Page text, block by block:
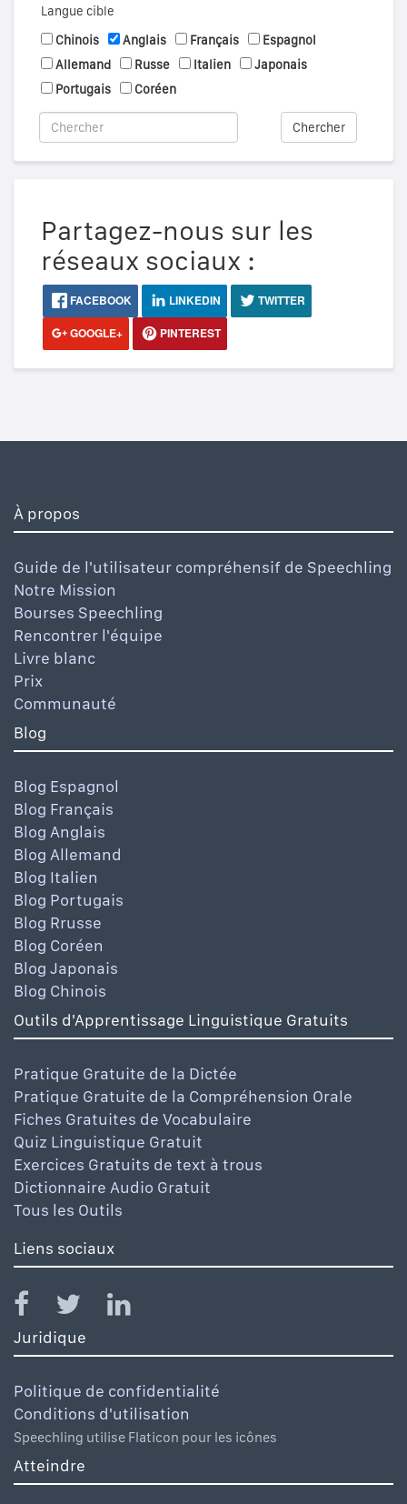
Langue cible
Chinois
Anglais Français
Espagnol
Allemand
Russe Italien
Japonais
Portugais
Coréen
Chercher
Partagez-nous sur les
réseaux sociaux :
FACEBOOK LINKEDIN
TWITTER
GOOGLE+
PINTEREST
À propos
Guide de l'utilisateur compréhensif de Speechling
Notre Mission
Bourses Speechling
Rencontrer l'équipe
Livre blanc
Prix
Communauté
Blog
Blog Espagnol
Blog Français
Blog Anglais
Blog Allemand
Blog Italien
Blog Portugais
Blog Rrusse
Blog Coréen
Blog Japonais
Blog Chinois
Outils d'Apprentissage Linguistique Gratuits
Pratique Gratuite de la Dictée
Pratique Gratuite de la Compréhension Orale
Fiches Gratuites de Vocabulaire
Quiz Linguistique Gratuit
Exercices Gratuits de text à trous
Dictionnaire Audio Gratuit
Tous les Outils
Liens sociaux
Juridique
Politique de confidentialité
Conditions d'utilisation
Speechling utilise Flaticon pour les icônes
Atteindre